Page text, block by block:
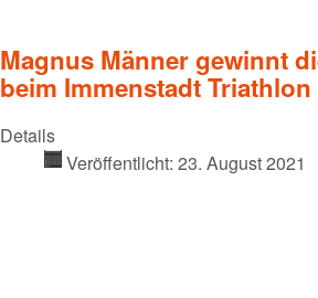
Magnus Männer gewinnt
beim Immenstadt Triathlon
Details
Veröffentlicht: 23. August 2021